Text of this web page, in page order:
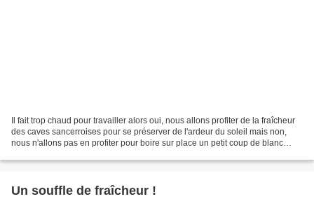
Il fait trop chaud pour travailler alors oui, nous allons profiter de la fraîcheur
des caves sancerroises pour se préserver de l'ardeur du soleil mais non,
nous n'allons pas en profiter pour boire sur place un petit coup de blanc
Un souffle de fraîcheur !